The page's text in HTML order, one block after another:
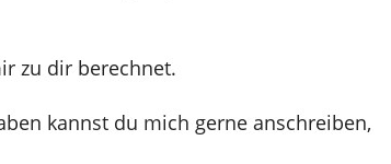
zu dir berechnet.
kannst du mich gerne anschreiben,